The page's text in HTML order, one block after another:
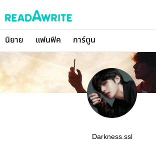
นิยาย แฟนฟิค การ์ตูน
Darkness.ssl